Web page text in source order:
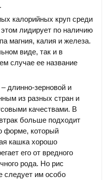
калорийных круп среди
лидирует по наличию
магния, калия и железа.
виде, так и в
случае ее название
– длинно-зерновой и
из разных стран и
качествами. В
больше подходит
форме, который
кашка хорошо
его от вредного
рода. Но рис
следует им особо